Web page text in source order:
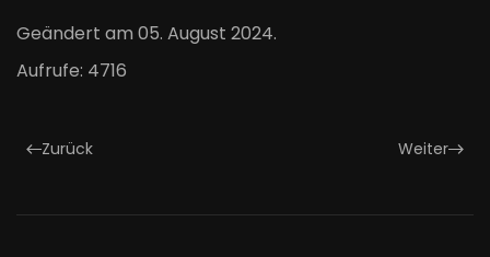
Geändert am 05. August 2024.
Aufrufe: 4716
Zurück Weiter